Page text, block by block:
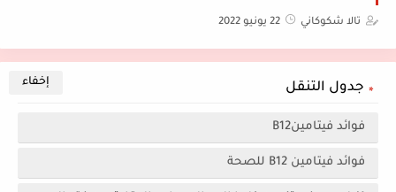
تالا شكوكاني 22 يونيو 2022
جدول التنقل
فوائد فيتامينB12
فوائد فيتامين B12 للصحة